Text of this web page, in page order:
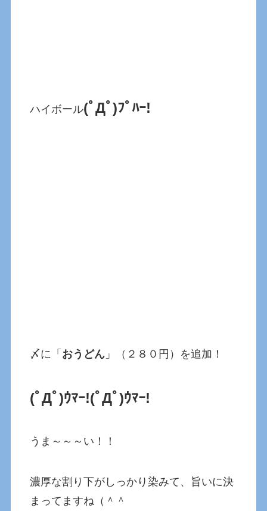
ハイボール(ﾟДﾟ)ﾌﾟﾊｰ!
〆に「 おうどん 」（２８０円）を追加！
(ﾟДﾟ)ｳﾏｰ!(ﾟДﾟ)ｳﾏｰ!
うま～～～い！！
濃厚な割り下がしっかり染みて、旨いに決
まってますね（＾＾